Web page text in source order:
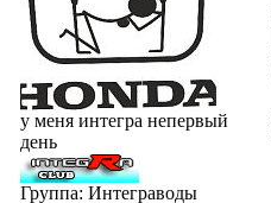
у меня интегра непервый
день
Группа: Интеграводы